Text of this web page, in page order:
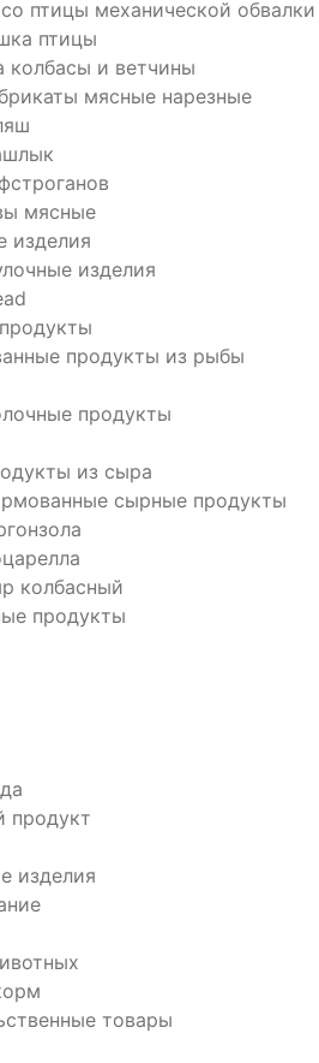
птицы механической обвалки
птицы
колбасы и ветчины
мясные нарезные
мясные
изделия
изделия
продукты из рыбы
продукты
из сыра
сырные продукты
колбасный
продукты
продукт
изделия
товары